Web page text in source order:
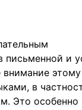
письменной и
внимание этому
в
Это особенно